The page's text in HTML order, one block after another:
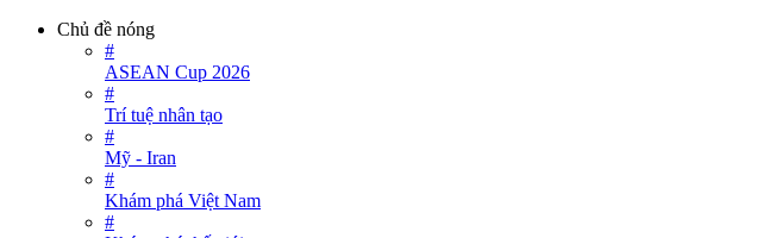
Chủ đề nóng
#
ASEAN Cup 2026
#
Trí tuệ nhân tạo
#
Mỹ - Iran
#
Khám phá Việt Nam
#